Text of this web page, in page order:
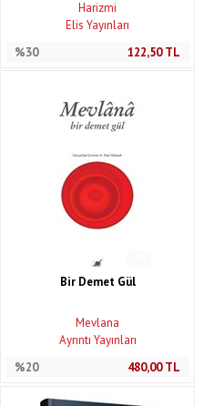
Harizmi
Elis Yayınları
%30
122,50TL
Bir Demet Gül
Mevlana
Ayrıntı Yayınları
%20
480,00TL